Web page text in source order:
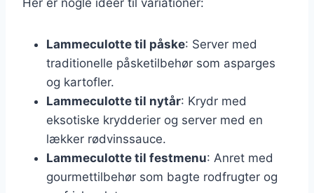
Lammeculotte til påske: Server med
traditionelle påsketilbehør som asparges
og kartofler.
Lammeculotte til nytår: Krydr med
eksotiske krydderier og server med en
lækker rødvinssauce.
Lammeculotte til festmenu: Anret med
gourmettilbehør som bagte rodfrugter og